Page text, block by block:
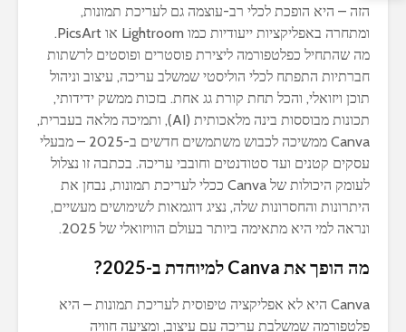
הזה – היא הופכת לכלי רב-עוצמה גם לעריכת תמונות,
ומתחרה באפליקציות ייעודיות כמו Lightroom או PicsArt.
מה שהתחיל כפלטפורמה ליצירת פוסטרים ופוסטים לרשתות
חברתיות התפתח לכלי הוליסטי שמשלב עריכה, עיצוב וניהול
תוכן ויזואלי, והכל תחת קורת גג אחת. בזכות ממשק ידידותי,
תכונות מבוססות בינה מלאכותית (AI), ותמיכה מלאה בעברית,
Canva ממשיכה לכבוש משתמשים חדשים ב-2025 – מבעלי
עסקים קטנים ועד סטודנטים וחובבי עריכה. בכתבה זו נצלול
לעומק היכולות של Canva ככלי לעריכת תמונות, נבחן את
היתרונות והחסרונות שלה, נציג דוגמאות לשימושים מעשיים,
ונראה למי היא מתאימה ביותר בעולם הוויזואלי של 2025.
מה הופך את Canva למיוחדת ב-2025?
Canva היא לא אפליקציה טיפוסית לעריכת תמונות – היא
פלטפורמה שמשלבת עריכה עם עיצוב, ומציעה חוויה